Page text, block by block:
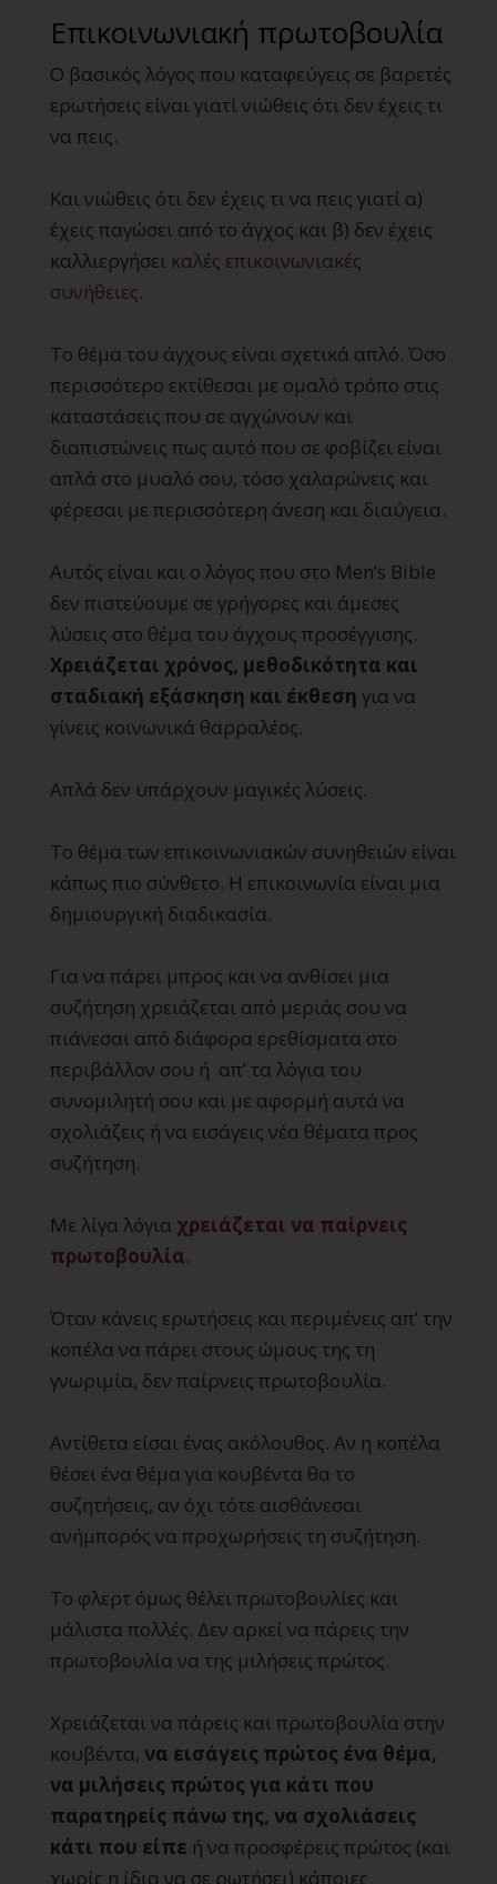
Επικοινωνιακή πρωτοβουλία
Ο βασικός λόγος που καταφεύγεις σε βαρετές
ερωτήσεις είναι γιατί νιώθεις ότι δεν έχεις τι
να πεις.
Και νιώθεις ότι δεν έχεις τι να πεις γιατί α)
έχεις παγώσει από το άγχος και β) δεν έχεις
καλλιεργήσει καλές επικοινωνιακές
συνήθειες.
Το θέμα του άγχους είναι σχετικά απλό. Όσο
περισσότερο εκτίθεσαι με ομαλό τρόπο στις
καταστάσεις που σε αγχώνουν και
διαπιστώνεις πως αυτό που σε φοβίζει είναι
απλά στο μυαλό σου, τόσο χαλαρώνεις και
φέρεσαι με περισσότερη άνεση και διαύγεια.
Αυτός είναι και ο λόγος που στο Men’s Bible
δεν πιστεύουμε σε γρήγορες και άμεσες
λύσεις στο θέμα του άγχους προσέγγισης.
Χρειάζεται χρόνος, μεθοδικότητα και
σταδιακή εξάσκηση και έκθεση για να
γίνεις κοινωνικά θαρραλέος.
Απλά δεν υπάρχουν μαγικές λύσεις.
Το θέμα των επικοινωνιακών συνηθειών είναι
κάπως πιο σύνθετο. Η επικοινωνία είναι μια
δημιουργική διαδικασία.
Για να πάρει μπρος και να ανθίσει μια
συζήτηση χρειάζεται από μεριάς σου να
πιάνεσαι από διάφορα ερεθίσματα στο
περιβάλλον σου ή απ’ τα λόγια του
συνομιλητή σου και με αφορμή αυτά να
σχολιάζεις ή να εισάγεις νέα θέματα προς
συζήτηση.
Με λίγα λόγια χρειάζεται να παίρνεις
πρωτοβουλία.
Όταν κάνεις ερωτήσεις και περιμένεις απ’ την
κοπέλα να πάρει στους ώμους της τη
γνωριμία, δεν παίρνεις πρωτοβουλία.
Αντίθετα είσαι ένας ακόλουθος. Αν η κοπέλα
θέσει ένα θέμα για κουβέντα θα το
συζητήσεις, αν όχι τότε αισθάνεσαι
ανήμπορός να προχωρήσεις τη συζήτηση.
Το φλερτ όμως θέλει πρωτοβουλίες και
μάλιστα πολλές. Δεν αρκεί να πάρεις την
πρωτοβουλία να της μιλήσεις πρώτος.
Χρειάζεται να πάρεις και πρωτοβουλία στην
κουβέντα, να εισάγεις πρώτος ένα θέμα,
να μιλήσεις πρώτος για κάτι που
παρατηρείς πάνω της, να σχολιάσεις
κάτι που είπε ή να προσφέρεις πρώτος (και
χωρίς η ίδια να σε ρωτήσει) κάποιες